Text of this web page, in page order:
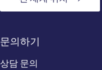
문의하기
상담 문의